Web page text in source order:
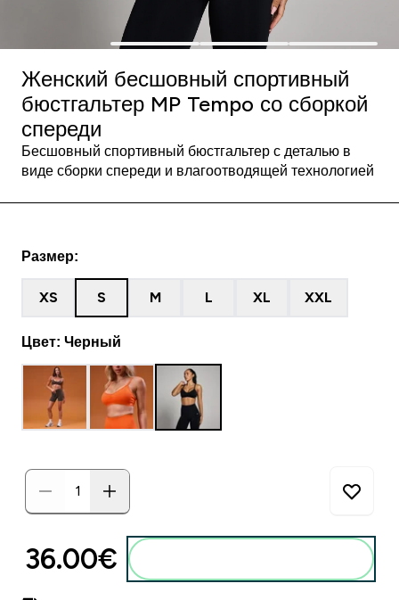
Женский бесшовный спортивный
бюстгальтер MP Tempo со сборкой
спереди
Бесшовный спортивный бюстгальтер с деталью в
виде сборки спереди и влагоотводящей технологией
Размер:
XS S M L XL XXL
Цвет: Черный
36.00€‎